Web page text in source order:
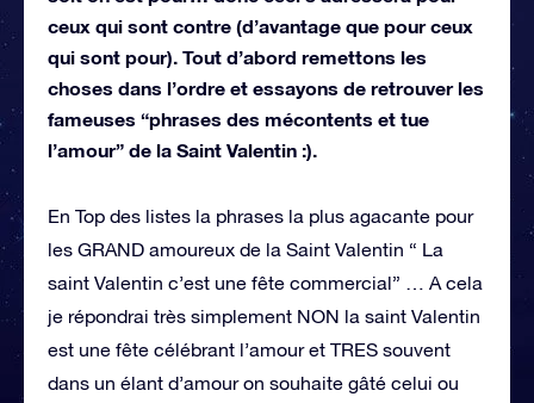
ceux qui sont contre (d’avantage que pour ceux
qui sont pour). Tout d’abord remettons les
choses dans l’ordre et essayons de retrouver les
fameuses “phrases des mécontents et tue
l’amour” de la Saint Valentin :).
En Top des listes la phrases la plus agacante pour
les GRAND amoureux de la Saint Valentin “ La
saint Valentin c’est une fête commercial” … A cela
je répondrai très simplement NON la saint Valentin
est une fête célébrant l’amour et TRES souvent
dans un élant d’amour on souhaite gâté celui ou